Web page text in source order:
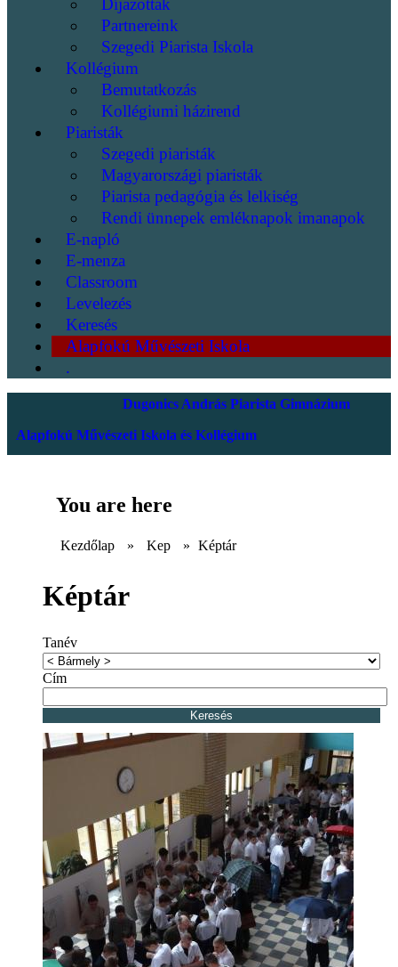
Díjazottak
Partnereink
Szegedi Piarista Iskola
Kollégium
Bemutatkozás
Kollégiumi házirend
Piaristák
Szegedi piaristák
Magyarországi piaristák
Piarista pedagógia és lelkiség
Rendi ünnepek emléknapok imanapok
E-napló
E-menza
Classroom
Levelezés
Keresés
Alapfokú Művészeti Iskola
.
Dugonics András Piarista Gimnázium
Alapfokú Művészeti Iskola és Kollégium
You are here
Kezdőlap » Kep » Képtár
Képtár
Tanév
Cím